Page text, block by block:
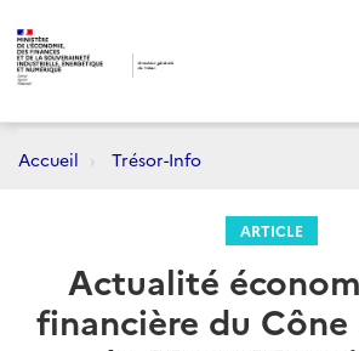
Accueil Trésor-Info
ARTICLE
Actualité
financière du Cône